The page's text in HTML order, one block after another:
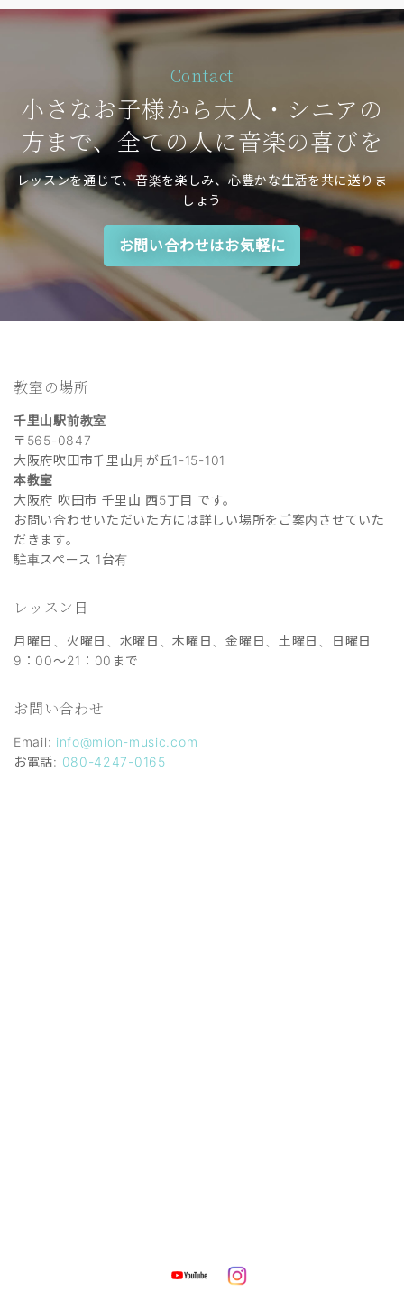
Contact
小さなお子様から大人・シニアの
方まで、全ての人に音楽の喜びを
レッスンを通じて、音楽を楽しみ、心豊かな生活を共に送りま
しょう
お問い合わせはお気軽に
教室の場所
千里山駅前教室
〒565-0847
大阪府吹田市千里山月が丘1-15-101
本教室
大阪府 吹田市 千里山 西5丁目 です。
お問い合わせいただいた方には詳しい場所をご案内させていた
だきます。
駐車スペース 1台有
レッスン日
月曜日、火曜日、水曜日、木曜日、金曜日、土曜日、日曜日
9：00～21：00まで
お問い合わせ
Email: info@mion-music.com
お電話: 080-4247-0165